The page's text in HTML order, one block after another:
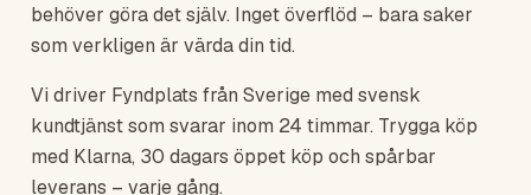
behöver göra det själv. Inget överflöd – bara saker
som verkligen är värda din tid.
Vi driver Fyndplats från Sverige med svensk
kundtjänst som svarar inom 24 timmar. Trygga köp
med Klarna, 30 dagars öppet köp och spårbar
leverans – varje gång.